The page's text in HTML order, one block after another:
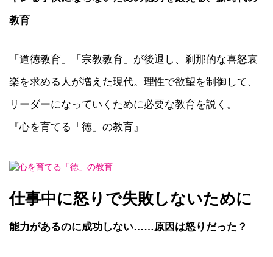
教育
「道徳教育」「宗教教育」が後退し、刹那的な喜怒哀
楽を求める人が増えた現代。理性で欲望を制御して、
リーダーになっていくために必要な教育を説く。
『心を育てる「徳」の教育』
仕事中に怒りで失敗しないために
能力があるのに成功しない……原因は怒りだった？